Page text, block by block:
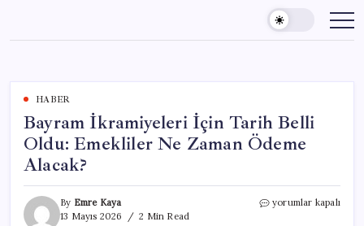
content
HABER
Bayram İkramiyeleri İçin Tarih Belli
Oldu: Emekliler Ne Zaman Ödeme
Alacak?
By Emre Kaya
13 Mayıs 2026
2 Min Read
Bayram
yorumlar kapalı